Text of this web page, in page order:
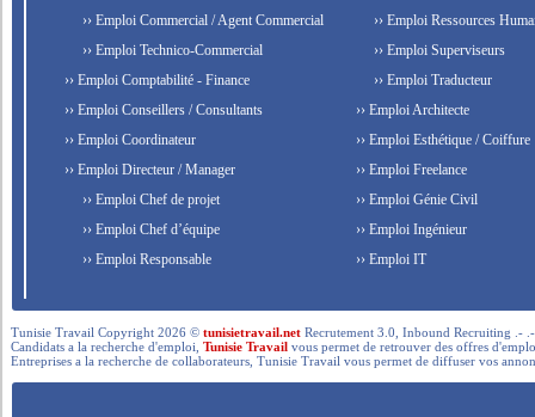
›› Emploi Commercial / Agent Commercial
›› Emploi Technico-Commercial
›› Emploi Comptabilité - Finance
›› Emploi Conseillers / Consultants
›› Emploi Coordinateur
›› Emploi Directeur / Manager
›› Emploi Chef de projet
›› Emploi Chef d’équipe
›› Emploi Responsable
›› Emploi Ressources
›› Emploi Superviseurs
›› Emploi Traducteur
›› Emploi Architecte
›› Emploi Esthétique / Coiffure
›› Emploi Freelance
›› Emploi Génie Civil
›› Emploi Ingénieur
›› Emploi IT
Tunisie Travail Copyright 2026 ©tunisietravail.net Recrutement 3.0, Inbound Recruiting .-
Candidats a la recherche d'emploi,Tunisie Travail vous permet de retrouver des offres
Entreprises a la recherche de collaborateurs, Tunisie Travail vous permet de diffuser vos